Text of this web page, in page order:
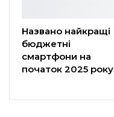
Названо найкращі
бюджетні
смартфони на
початок 2025 року